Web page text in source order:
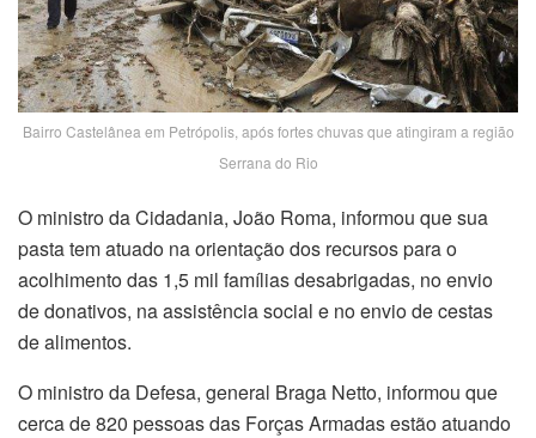
Bairro Castelânea em Petrópolis, após fortes chuvas que atingiram a região
Serrana do Rio
O ministro da Cidadania, João Roma, informou que sua
pasta tem atuado na orientação dos recursos para o
acolhimento das 1,5 mil famílias desabrigadas, no envio
de donativos, na assistência social e no envio de cestas
de alimentos.
O ministro da Defesa, general Braga Netto, informou que
cerca de 820 pessoas das Forças Armadas estão atuando